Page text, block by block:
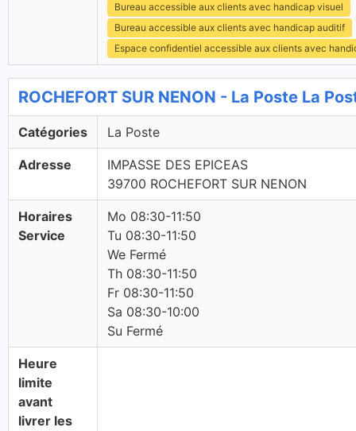
Bureau accessible aux clients avec handicap visuel
Bureau accessible aux clients avec handicap auditif
Espace confidentiel accessible aux clients avec
ROCHEFORT SUR NENON - La Poste La
Catégories La Poste
Adresse
IMPASSE DES EPICEAS
39700 ROCHEFORT SUR NENON
Horaires
Service
Mo 08:30-11:50
Tu 08:30-11:50
We Fermé
Th 08:30-11:50
Fr 08:30-11:50
Sa 08:30-10:00
Su Fermé
Heure
limite
avant
livrer les